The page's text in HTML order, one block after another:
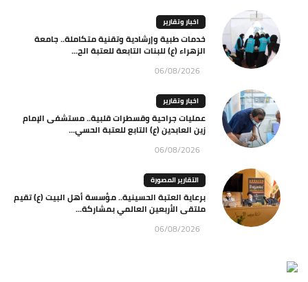
اخبار وتقارير
خدمات طبية وإرشادية وتقنية متكاملة.. جامعة
الزهراء (ع) للبنات التابعة للعتبة الح...
06/08/2026
اخبار وتقارير
عمليات جراحية وقسطرات قلبية.. مستشفى الإمام
زين العابدين (ع) التابع للعتبة الحسي...
06/08/2026
التقارير المصورة
برعاية العتبة الحسينية.. مؤسسة أهل البيت (ع) تقيم
ملتقى الأربعين العالمي بمشاركة...
06/08/2026